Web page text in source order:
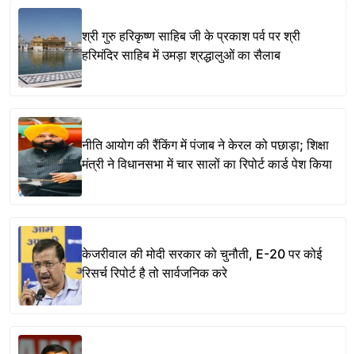
श्री गुरु हरिकृष्ण साहिब जी के प्रकाश पर्व पर श्री
हरिमंदिर साहिब में उमड़ा श्रद्धालुओं का सैलाब
नीति आयोग की रैंकिंग में पंजाब ने केरल को पछाड़ा; शिक्षा
मंत्री ने विधानसभा में चार सालों का रिपोर्ट कार्ड पेश किया
केजरीवाल की मोदी सरकार को चुनौती, E-20 पर कोई
रिसर्च रिपोर्ट है तो सार्वजनिक करे